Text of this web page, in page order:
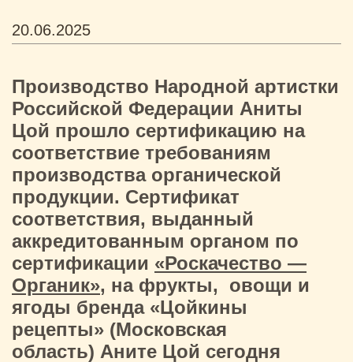
20.06.2025
Производство Народной артистки
Российской Федерации Аниты
Цой прошло сертификацию на
соответствие требованиям
производства органической
продукции. Сертификат
соответствия, выданный
аккредитованным органом по
сертификации «Роскачество —
Органик», на фрукты, овощи и
ягоды бренда «Цойкины
рецепты» (Московская
область) Аните Цой сегодня